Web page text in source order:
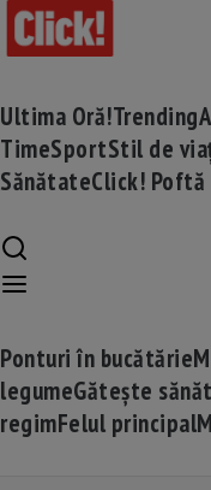
Ultima Oră!Trending
TimeSportStil de
SănătateClick! Poftă
Ponturi în bucătărie
legumeGătește
regimFelul principal